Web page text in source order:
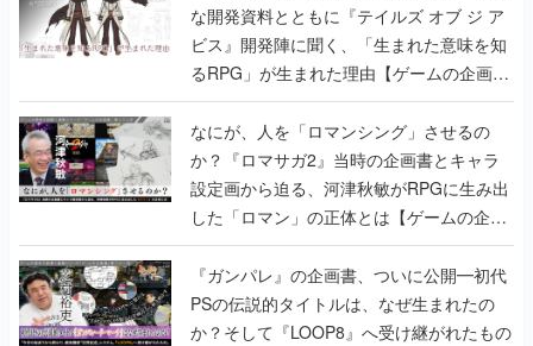
な開発資料とともに『テイルズ オブ ジ ア
ビス』開発陣に聞く、「生まれた意味を知
るRPG」が生まれた理由【ゲームの企画
書】
なにが、人を「ロマンシング」させるの
か？『ロマサガ2』当時の企画書とキャラ
設定画から迫る、河津秋敏がRPGに生み出
した「ロマン」の正体とは【ゲームの企画
書】
『ガンパレ』の企画書、ついに公開━初代
PSの伝説的タイトルは、なぜ生まれたの
か？そして『LOOP8』へ受け継がれたもの